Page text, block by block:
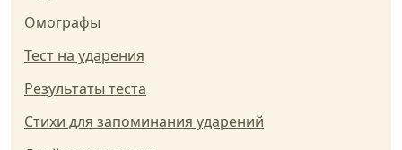
Омографы
Тест на ударения
Результаты теста
Стихи для запоминания ударений